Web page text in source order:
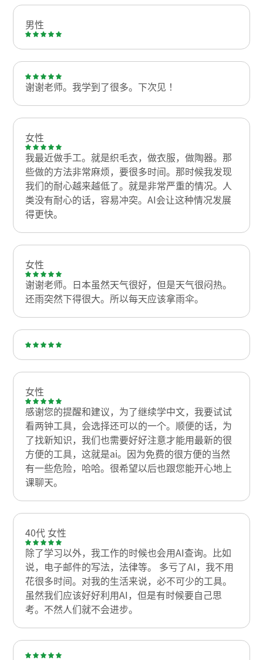
男性
谢谢老师。我学到了很多。下次见！
女性
我最近做手工。就是织毛衣，做衣服，做陶器。那
些做的方法非常麻烦，要很多时间。那时候我发现
我们的耐心越来越低了。就是非常严重的情况。人
类没有耐心的话，容易冲突。AI会让这种情况发展
得更快。
女性
谢谢老师。日本虽然天气很好，但是天气很闷热。
还雨突然下得很大。所以每天应该拿雨伞。
女性
感谢您的提醒和建议，为了继续学中文，我要试试
看两钟工具，会选择还可以的一个。顺便的话，为
了找新知识，我们也需要好好注意才能用最新的很
方便的工具，这就是ai。因为免费的很方便的当然
有一些危险，哈哈。很希望以后也跟您能开心地上
课聊天。
40代 女性
除了学习以外，我工作的时候也会用AI查询。比如
说，电子邮件的写法，法律等。 多亏了AI，我不用
花很多时间。对我的生活来说，必不可少的工具。
虽然我们应该好好利用AI，但是有时候要自己思
考。不然人们就不会进步。